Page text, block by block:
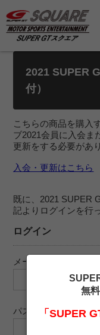
2021 SUPER
付）
こちらの商品を購入
ブ2021会員に入会ま
更新をする必要があ
入会・更新はこちら
既に、2021 SUPER
記よりログインを行
ログイン
メールアドレス
パスワード
無
「SUPER